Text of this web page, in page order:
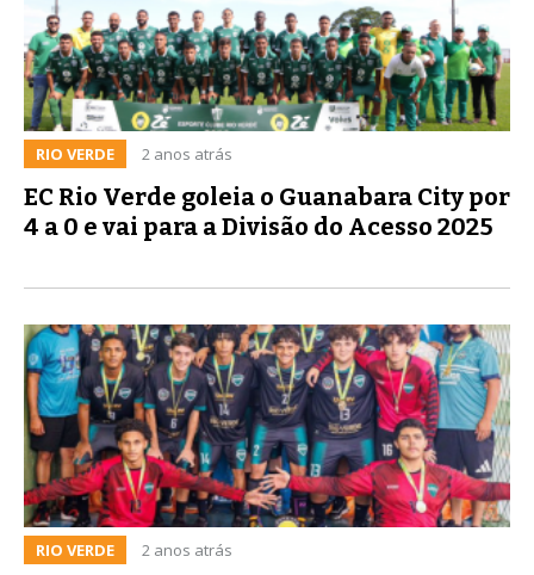
RIO VERDE 2 anos atrás
EC Rio Verde goleia o Guanabara City por
4 a 0 e vai para a Divisão do Acesso 2025
RIO VERDE 2 anos atrás